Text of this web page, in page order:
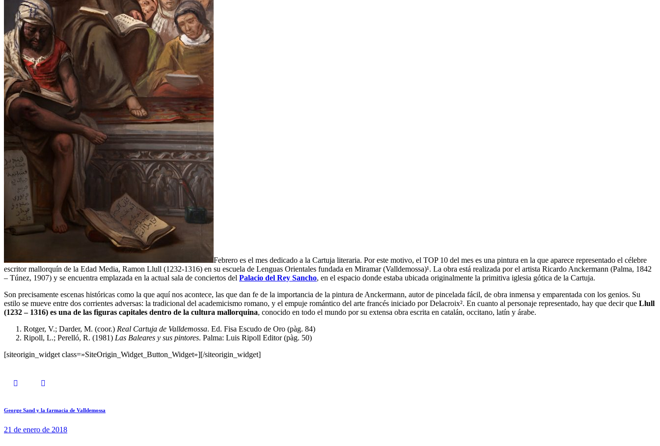
Febrero es el mes dedicado a la Cartuja literaria. Por este motivo, el TOP 10 del mes es una pintura en la que aparece representado el célebre
escritor mallorquín de la Edad Media, Ramon Llull (1232-1316) en su escuela de Lenguas Orientales fundada en Miramar (Valldemossa)¹. La obra está realizada por el artista Ricardo Anckermann (Palma, 1842
– Túnez, 1907) y se encuentra emplazada en la actual sala de conciertos del Palacio del Rey Sancho, en el espacio donde estaba ubicada originalmente la primitiva iglesia gótica de la Cartuja.
Son precisamente escenas históricas como la que aquí nos acontece, las que dan fe de la importancia de la pintura de Anckermann, autor de pincelada fácil, de obra inmensa y emparentada con los genios. Su
estilo se mueve entre dos corrientes adversas: la tradicional del academicismo romano, y el empuje romántico del arte francés iniciado por Delacroix². En cuanto al personaje representado, hay que decir que Llull
(1232 – 1316) es una de las figuras capitales dentro de la cultura mallorquina, conocido en todo el mundo por su extensa obra escrita en catalán, occitano, latín y árabe.
Rotger, V.; Darder, M. (coor.) Real Cartuja de Valldemossa. Ed. Fisa Escudo de Oro (pàg. 84)
Ripoll, L.; Perelló, R. (1981) Las Baleares y sus pintores. Palma: Luis Ripoll Editor (pàg. 50)
[siteorigin_widget class=»SiteOrigin_Widget_Button_Widget»][/siteorigin_widget]
George Sand y la farmacia de Valldemossa
21 de enero de 2018